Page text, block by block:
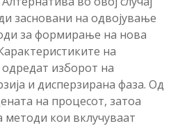
засновани на одвојување
за формирање на нова
на
одредат изборот на
и дисперзирана фаза. Од
на процесот, затоа
методи кои вклучуваат